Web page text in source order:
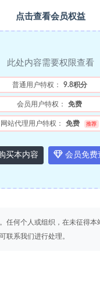
点击查看会员权益
此处内容需要权限查看
普通用户特权： 9.8积分
会员用户特权： 免费
网站代理用户特权： 免费 推荐
买本内容 会员免费
任何个人或组织，在未征得
联系我们进行处理。